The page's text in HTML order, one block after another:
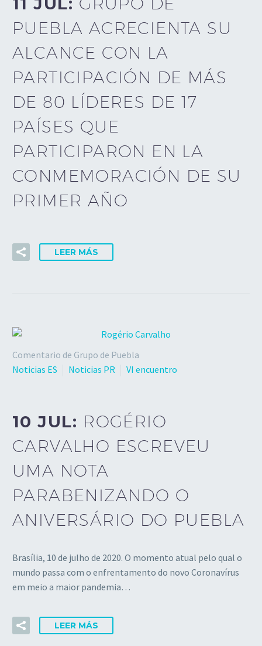
PUEBLA ACRECIENTA SU
ALCANCE CON LA
PARTICIPACIÓN DE MÁS
DE 80 LÍDERES DE 17
PAÍSES QUE
PARTICIPARON EN LA
CONMEMORACIÓN DE SU
PRIMER AÑO
LEER MÁS
Comentario de Grupo de Puebla
Noticias ES
Noticias PR VI encuentro
10 JUL: ROGÉRIO
CARVALHO ESCREVEU
UMA NOTA
PARABENIZANDO O
ANIVERSÁRIO DO PUEBLA
Brasília, 10 de julho de 2020. O momento atual pelo qual o
mundo passa com o enfrentamento do novo Coronavírus
em meio a maior pandemia…
LEER MÁS